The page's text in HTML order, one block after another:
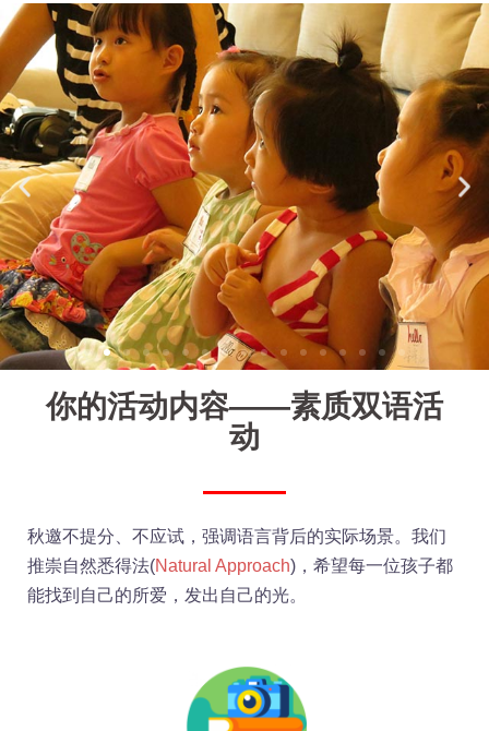
你的活动内容——素质双语活
动
秋邀不提分、不应试，强调语言背后的实际场景。我们
推崇自然悉得法(Natural Approach)，希望每一位孩子都
能找到自己的所爱，发出自己的光。